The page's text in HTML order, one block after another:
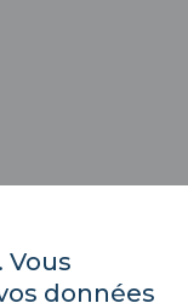
Vous
données